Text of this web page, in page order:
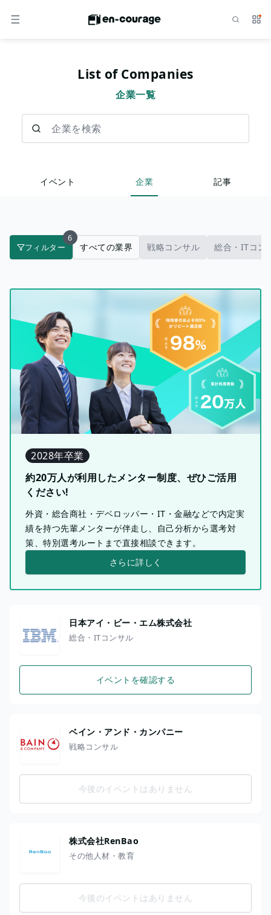
メニュー サ
List of Companies
企業一覧
イベント 企業 記事
フィルター
6
すべての業界 戦略コンサル 総合・ITコン
2028年卒業
約20万人が利用したメンター制度、ぜひご活用
ください!
外資・総合商社・デベロッパー・IT・金融などで内定実
績を持つ先輩メンターが伴走し、自己分析から選考対
策、特別選考ルートまで直接相談できます。
さらに詳しく
日本アイ・ビー・エム株式会社
総合・ITコンサル
イベントを確認する
ベイン・アンド・カンパニー
戦略コンサル
今後のイベントはありません
株式会社RenBao
その他人材・教育
今後のイベントはありません